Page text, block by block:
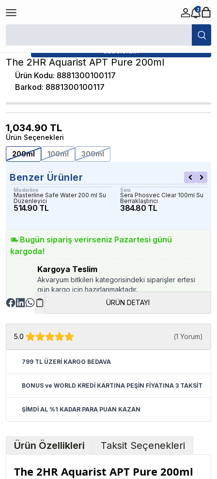
2
/
The 2HR Aquarist yetkili
satıcısıdır.
The 2HR Aquarist APT Pure 200ml
Ürün Kodu: 8881300100117
Barkod: 8881300100117
1,034.90 TL
Ürün Seçenekleri
200ml
100ml 300ml
Benzer Ürünler
Masterline
Masterline Safe Water 200 ml Su
Düzenleyici
514.90 TL
Sera
Sera Phosvec Clear 100ml Su
Berraklaştırıcı
384.80 TL
Bugün sipariş verirseniz Pazartesi günü
kargoda!
Kargoya Teslim
Akvaryum bitkileri kategorisindeki siparişler ertesi
gün kargo için hazırlanmaktadır.
ÜRÜN DETAYI
5.0 (1 Yorum)
799 TL ÜZERİ KARGO BEDAVA
BONUS ve WORLD KREDİ KARTINA PEŞİN FİYATINA 3 TAKSİT
ŞİMDİ AL %1 KADAR PARA PUAN KAZAN
Ürün Özellikleri Taksit Seçenekleri
The 2HR Aquarist APT Pure 200ml